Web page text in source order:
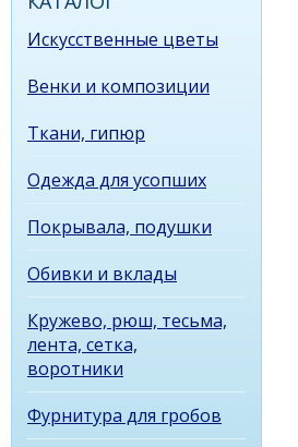
Искусственные цветы
Венки и композиции
Ткани, гипюр
Одежда для усопших
Покрывала, подушки
Обивки и вклады
Кружево, рюш, тесьма,
лента, сетка,
воротники
Фурнитура для гробов